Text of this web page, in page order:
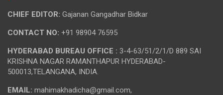
CHIEF EDITOR: Gajanan Gangadhar Bidkar
CONTACT NO: +91 98904 76595
HYDERABAD BUREAU OFFICE : 3-4-63/51/2/1/D 889 SAI
KRISHNA NAGAR RAMANTHAPUR HYDERABAD-
500013,TELANGANA, INDIA.
EMAIL: mahimakhadicha@gmail.com,